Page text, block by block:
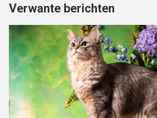
Verwante berichten